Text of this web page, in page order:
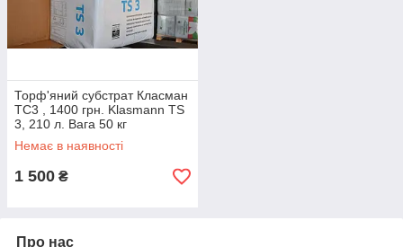
Торф'яний субстрат Класман
ТС3 , 1400 грн. Klasmann TS
3, 210 л. Вага 50 кг
Передплата
Немає в наявності
1 500 ₴
Про нас